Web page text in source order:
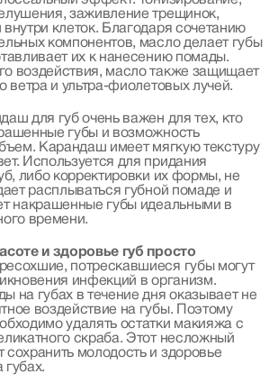
заживление трещинок,
клеток. Благодаря сочетанию
компонентов, масло делает губы
их к нанесению помады.
воздействия, масло также защищает
ветра и ультра-фиолетовых лучей.
для губ очень важен для тех, кто
губы и возможность
Карандаш имеет мягкую текстуру
Используется для придания
либо корректировки их формы, не
расплываться губной помаде и
накрашенные губы идеальными в
времени.
и здоровье губ просто
потрескавшиеся губы могут
инфекций в организм.
на губах в течение дня оказывает не
воздействие на губы. Поэтому
удалять остатки макияжа с
скраба. Этот несложный
молодость и здоровье